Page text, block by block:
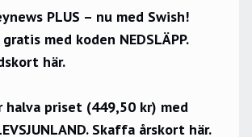
PLUS – nu med Swish!
med koden NEDSLÄPP.
här.
priset (449,50 kr) med
Skaffa årskort här.